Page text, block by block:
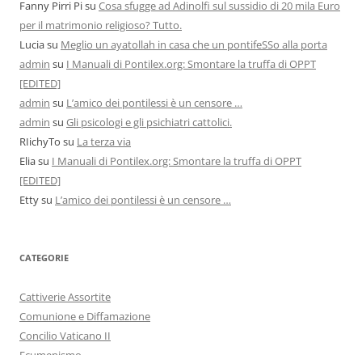
Fanny Pirri Pisu Cosa sfugge ad Adinolfi sul sussidio di 20 mila Euro
per il matrimonio religioso? Tutto.
Luciasu Meglio un ayatollah in casa che un pontifeSSo alla porta
admin su I Manuali di Pontilex.org: Smontare la truffa di OPPT
[EDITED]
admin su L’amico dei pontilessi è un censore …
admin su Gli psicologi e gli psichiatri cattolici.
RIichyTo su La terza via
Eliasu I Manuali di Pontilex.org: Smontare la truffa di OPPT
[EDITED]
Ettysu L’amico dei pontilessi è un censore …
CATEGORIE
Cattiverie Assortite
Comunione e Diffamazione
Concilio Vaticano II